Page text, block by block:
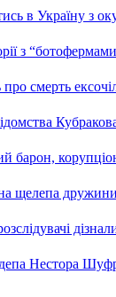
в Україну з
з
смерть
барон,
щелепа
Нестора